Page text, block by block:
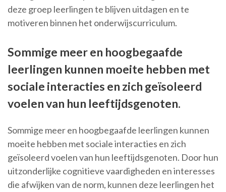
deze groep leerlingen te blijven uitdagen en te
motiveren binnen het onderwijscurriculum.
Sommige meer en hoogbegaafde
leerlingen kunnen moeite hebben met
sociale interacties en zich geïsoleerd
voelen van hun leeftijdsgenoten.
Sommige meer en hoogbegaafde leerlingen kunnen
moeite hebben met sociale interacties en zich
geïsoleerd voelen van hun leeftijdsgenoten. Door hun
uitzonderlijke cognitieve vaardigheden en interesses
die afwijken van de norm, kunnen deze leerlingen het